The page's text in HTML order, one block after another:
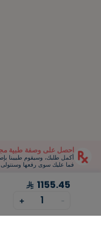
احصل على وصفة طبية
أكمل طلبك، وسيقوم طبيبنا
فما عليك سوى رفعها
1155.45
1
+